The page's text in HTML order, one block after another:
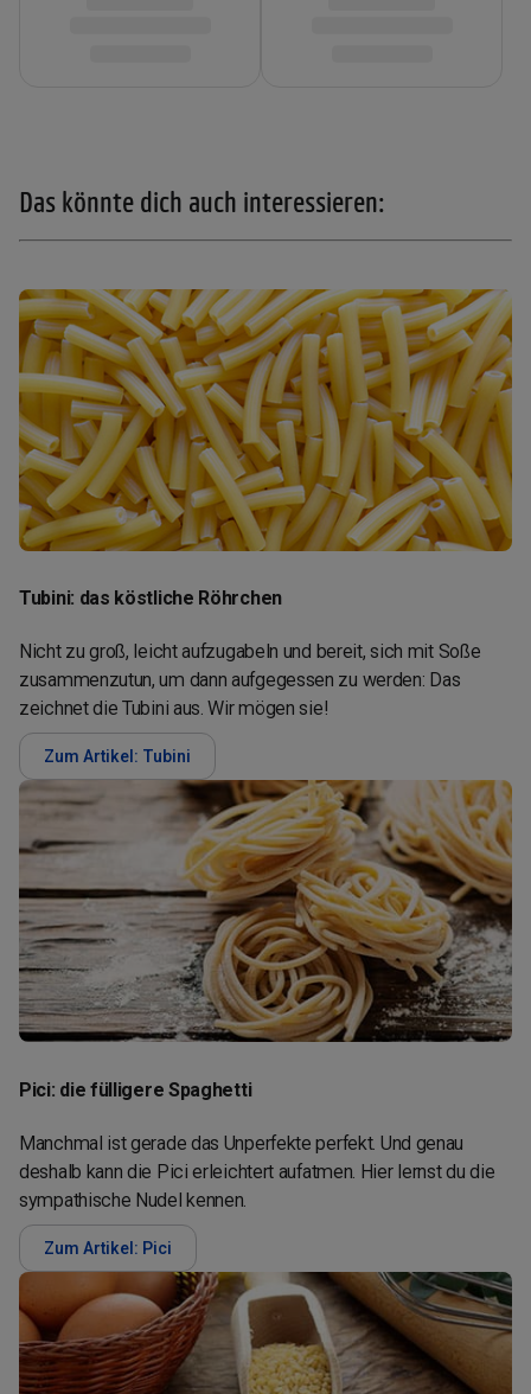
Das könnte dich auch interessieren:
Tubini: das köstliche Röhrchen
Nicht zu groß, leicht aufzugabeln und bereit, sich mit Soße
zusammenzutun, um dann aufgegessen zu werden: Das
zeichnet die Tubini aus. Wir mögen sie!
Zum Artikel: Tubini
Pici: die fülligere Spaghetti
Manchmal ist gerade das Unperfekte perfekt. Und genau
deshalb kann die Pici erleichtert aufatmen. Hier lernst du die
sympathische Nudel kennen.
Zum Artikel: Pici